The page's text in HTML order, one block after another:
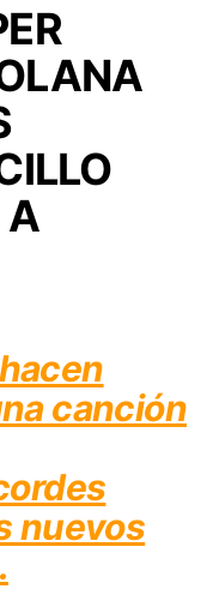
A
canción
nuevos